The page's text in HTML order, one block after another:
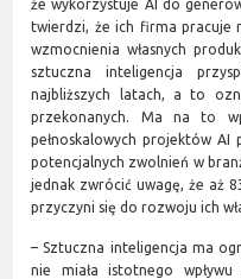
że wykorzystuje AI do
twierdzi, że ich firma pracuje
wzmocnienia własnych
sztuczna inteligencja
najbliższych latach, a to
przekonanych. Ma na to
pełnoskalowych projektów AI
potencjalnych zwolnień w
jednak zwrócić uwagę, że aż
przyczyni się do rozwoju ich
– Sztuczna inteligencja ma
nie miała istotnego